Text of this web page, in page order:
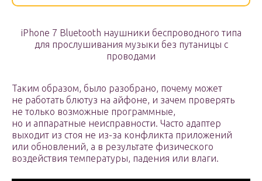
iPhone 7 Bluetooth наушники беспроводного типа
для прослушивания музыки без путаницы с
проводами
Таким образом, было разобрано, почему может
не работать блютуз на айфоне, и зачем проверять
не только возможные программные,
но и аппаратные неисправности. Часто адаптер
выходит из стоя не из-за конфликта приложений
или обновлений, а в результате физического
воздействия температуры, падения или влаги.